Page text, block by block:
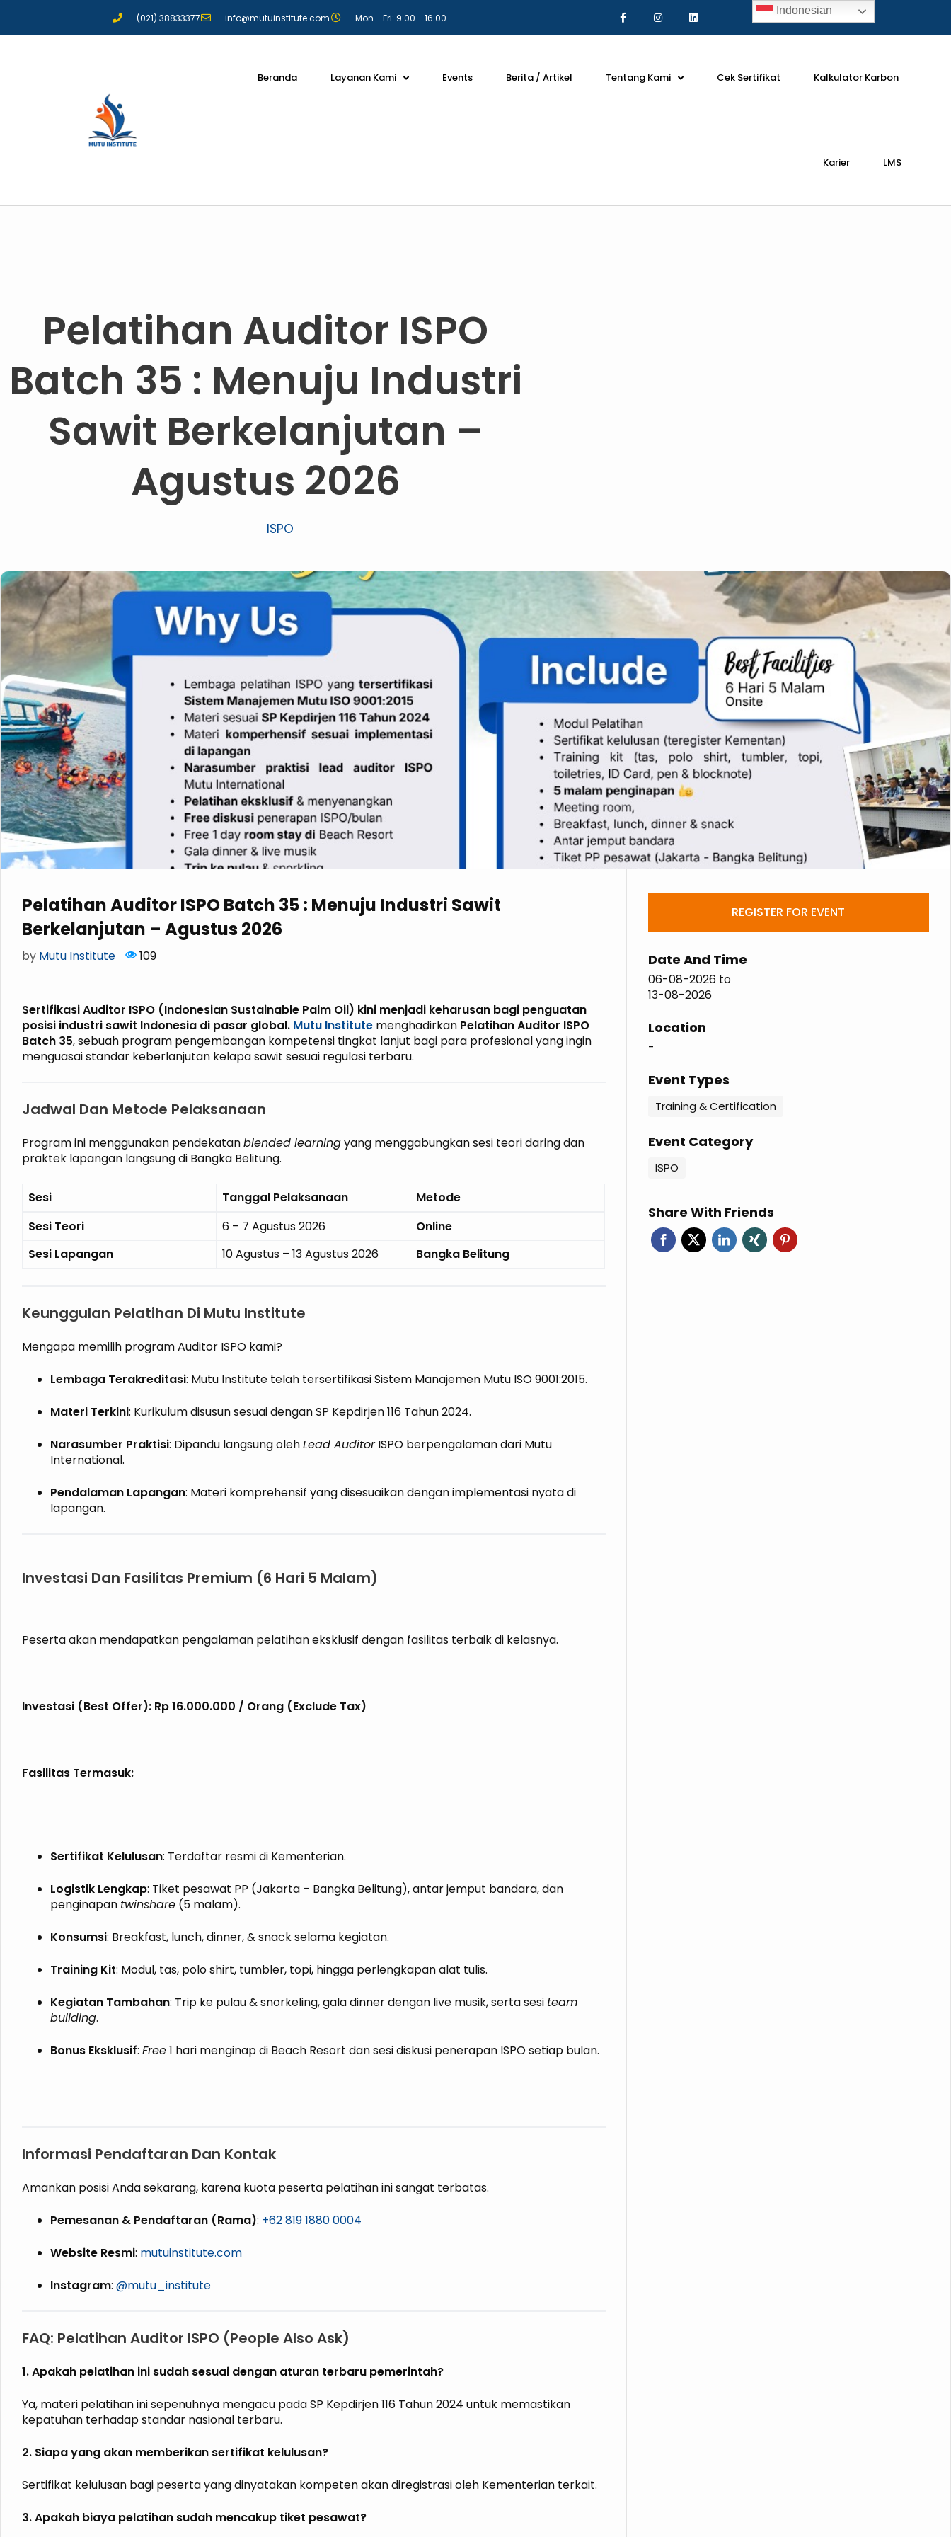
(021) 38833377 info@mutuinstitute.com Mon - Fri: 9:00 - 16:00
Beranda Layanan Kami Events Berita / Artikel Tentang Kami Cek Sertifikat Kalkulator Karbon
Karier LMS
Pelatihan Auditor ISPO
Batch 35 : Menuju Industri
Sawit Berkelanjutan –
Agustus 2026
ISPO
Pelatihan Auditor ISPO Batch 35 : Menuju Industri Sawit
Berkelanjutan – Agustus 2026
by Mutu Institute 109
Sertifikasi Auditor ISPO (Indonesian Sustainable Palm Oil) kini menjadi keharusan bagi penguatan
posisi industri sawit Indonesia di pasar global. Mutu Institute menghadirkan Pelatihan Auditor ISPO
Batch 35, sebuah program pengembangan kompetensi tingkat lanjut bagi para profesional yang ingin
menguasai standar keberlanjutan kelapa sawit sesuai regulasi terbaru.
Jadwal Dan Metode Pelaksanaan
Program ini menggunakan pendekatanblended learningyang menggabungkan sesi teori daring dan
praktek lapangan langsung di Bangka Belitung.
Sesi Tanggal Pelaksanaan
Metode
Sesi Teori
6 – 7 Agustus 2026
Online
Sesi Lapangan
10 Agustus – 13 Agustus 2026 Bangka Belitung
Keunggulan Pelatihan Di Mutu Institute
Mengapa memilih program Auditor ISPO kami?
Lembaga Terakreditasi: Mutu Institute telah tersertifikasi Sistem Manajemen Mutu ISO 9001:2015.
Materi Terkini: Kurikulum disusun sesuai dengan SP Kepdirjen 116 Tahun 2024.
Narasumber Praktisi: Dipandu langsung olehLead AuditorISPO berpengalaman dari Mutu
International.
Pendalaman Lapangan: Materi komprehensif yang disesuaikan dengan implementasi nyata di
lapangan.
Investasi Dan Fasilitas Premium (6 Hari 5 Malam)
Peserta akan mendapatkan pengalaman pelatihan eksklusif dengan fasilitas terbaik di kelasnya.
Investasi (Best Offer): Rp 16.000.000 / Orang (Exclude Tax)
Fasilitas Termasuk:
Sertifikat Kelulusan: Terdaftar resmi di Kementerian.
Logistik Lengkap: Tiket pesawat PP (Jakarta – Bangka Belitung), antar jemput bandara, dan
penginapan twinshare (5 malam).
Konsumsi: Breakfast, lunch, dinner, & snack selama kegiatan.
Training Kit: Modul, tas, polo shirt, tumbler, topi, hingga perlengkapan alat tulis.
Kegiatan Tambahan: Trip ke pulau & snorkeling, gala dinner dengan live musik, serta sesi team
building.
Bonus Eksklusif: Free1 hari menginap di Beach Resort dan sesi diskusi penerapan ISPO setiap bulan.
Informasi Pendaftaran Dan Kontak
Amankan posisi Anda sekarang, karena kuota peserta pelatihan ini sangat terbatas.
Pemesanan & Pendaftaran (Rama): +62 819 1880 0004
Website Resmi: mutuinstitute.com
Instagram: @mutu_institute
FAQ: Pelatihan Auditor ISPO (People Also Ask)
1. Apakah pelatihan ini sudah sesuai dengan aturan terbaru pemerintah?
Ya, materi pelatihan ini sepenuhnya mengacu pada SP Kepdirjen 116 Tahun 2024 untuk memastikan
kepatuhan terhadap standar nasional terbaru.
2. Siapa yang akan memberikan sertifikat kelulusan?
Sertifikat kelulusan bagi peserta yang dinyatakan kompeten akan diregistrasi oleh Kementerian terkait.
3. Apakah biaya pelatihan sudah mencakup tiket pesawat?
REGISTER FOR EVENT
Date And Time
06-08-2026 to
13-08-2026
Location
-
Event Types
Training & Certification
Event Category
ISPO
Share With Friends
Indonesian